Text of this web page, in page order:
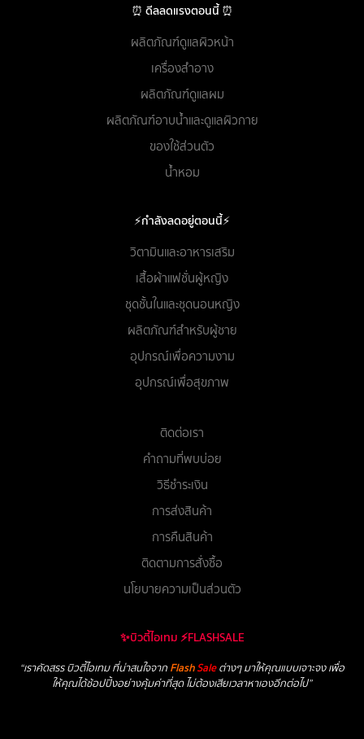
⏰ ดีลลดแรงตอนนี้ ⏰
ผลิตภัณฑ์ดูแลผิวหน้า
เครื่องสำอาง
ผลิตภัณฑ์ดูแลผม
ผลิตภัณฑ์อาบน้ำและดูแลผิวกาย
ของใช้ส่วนตัว
น้ำหอม
⚡กำลังลดอยู่ตอนนี้⚡
วิตามินและอาหารเสริม
เสื้อผ้าแฟชั่นผู้หญิง
ชุดชั้นในและชุดนอนหญิง
ผลิตภัณฑ์สำหรับผู้ชาย
อุปกรณ์เพื่อความงาม
อุปกรณ์เพื่อสุขภาพ
ติดต่อเรา
คำถามที่พบบ่อย
วิธีชำระเงิน
การส่งสินค้า
การคืนสินค้า
ติดตามการสั่งซื้อ
นโยบายความเป็นส่วนตัว
✨บิวตี้ไอเทม ⚡FLASHSALE
“เราคัดสรร บิวตี้ไอเทม ที่น่าสนใจจาก FlashSaleต่างๆ มาให้คุณแบบเจาะจง เพื่อ
ให้คุณได้ช้อปปิ้งอย่างคุ้มค่าที่สุด ไม่ต้องเสียเวลาหาเองอีกต่อไป”